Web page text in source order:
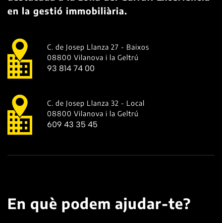
en la gestió immobiliària.
C. de Josep Llanza 27 - Baixos
08800 Vilanova i la Geltrú
93 814 74 00
C. de Josep Llanza 32 - Local
08800 Vilanova i la Geltrú
609 43 35 45
En què podem ajudar-te?